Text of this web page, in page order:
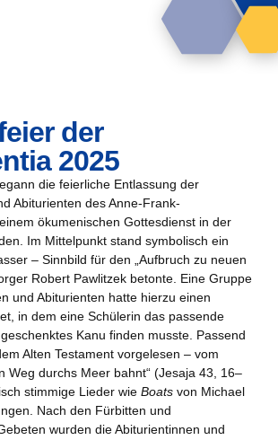
der
2025
die feierliche Entlassung der
Abiturienten des Anne-Frank-
ökumenischen Gottesdienst in der
Im Mittelpunkt stand symbolisch ein
– Sinnbild für den „Aufbruch zu neuen
Robert Pawlitzek betonte. Eine Gruppe
und Abiturienten hatte hierzu einen
in dem eine Schülerin das passende
Kanu finden musste. Passend
Alten Testament vorgelesen – vom
Weg durchs Meer bahnt“ (Jesaja 43, 16–
stimmige Lieder wie Boatsvon Michael
Nach den Fürbitten und
wurden die Abiturientinnen und